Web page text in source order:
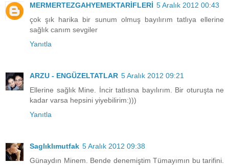
MERMERTEZGAHYEMEKTARİFLERİ 5 Aralık 2012 00:43
çok şık harika bir sunum olmuş bayılırım tatlıya ellerine
sağlık canım sevgiler
Yanıtla
ARZU - ENGÜZELTATLAR 5 Aralık 2012 09:21
Ellerine sağlık Mine. İncir tatlısna bayılırım. Bir oturuşta ne
kadar varsa hepsini yiyebilirim:)))
Yanıtla
Saglıklımutfak 5 Aralık 2012 09:38
Günaydın Minem. Bende denemiştim Tümayımın bu tarifini.